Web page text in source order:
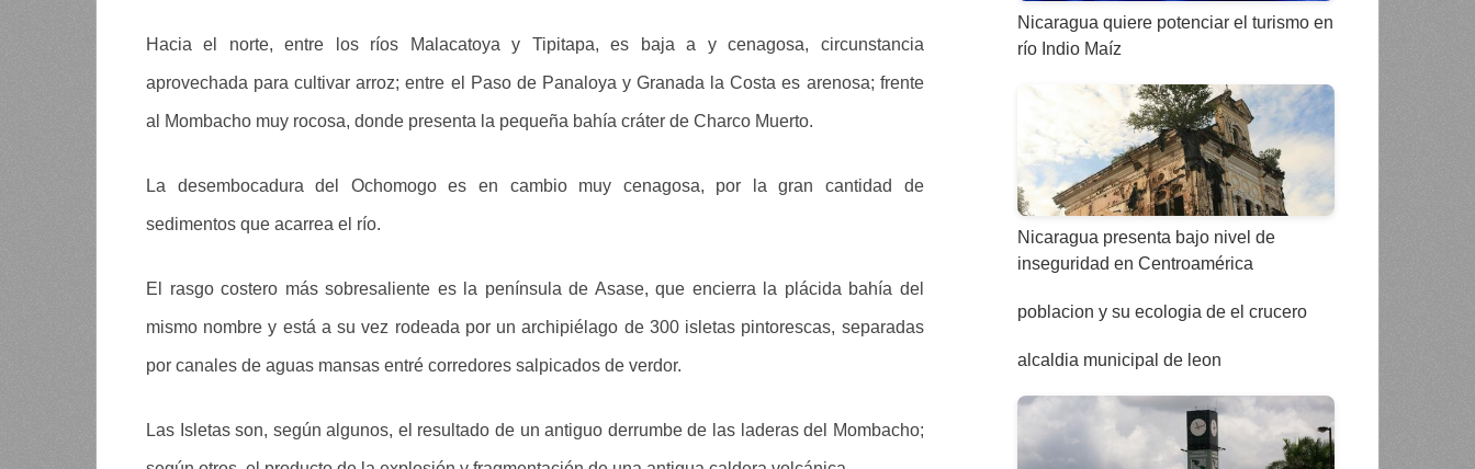
Hacia el norte, entre los ríos Malacatoya y Tipitapa, es baja a y cenagosa, circunstancia
aprovechada para cultivar arroz; entre el Paso de Panaloya y Granada la Costa es arenosa; frente
al Mombacho muy rocosa, donde presenta la pequeña bahía cráter de Charco Muerto.
La desembocadura del Ochomogo es en cambio muy cenagosa, por la gran cantidad de
sedimentos que acarrea el río.
El rasgo costero más sobresaliente es la península de Asase, que encierra la plácida bahía del
mismo nombre y está a su vez rodeada por un archipiélago de 300 isletas pintorescas, separadas
por canales de aguas mansas entré corredores salpicados de verdor.
Las Isletas son, según algunos, el resultado de un antiguo derrumbe de las laderas del Mombacho;
Nicaragua quiere potenciar el turismo en
río Indio Maíz
Nicaragua presenta bajo nivel de
inseguridad en Centroamérica
poblacion y su ecologia de el crucero
alcaldia municipal de leon